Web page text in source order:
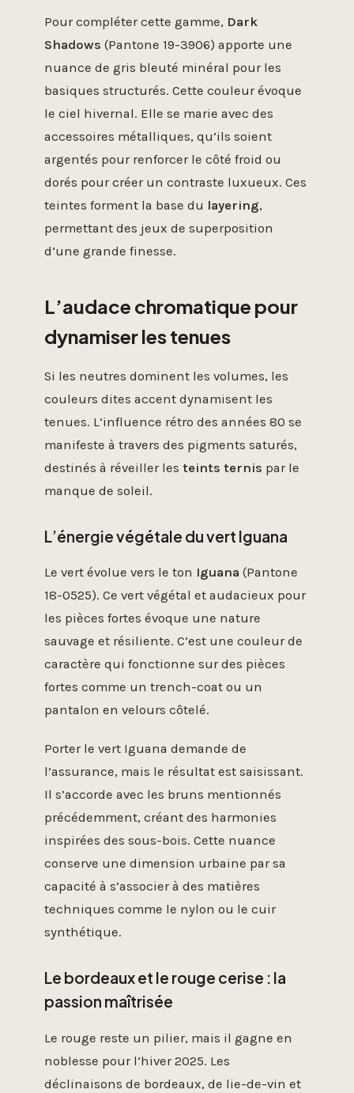
Pour compléter cette gamme, Dark
Shadows (Pantone 19-3906) apporte une
nuance de gris bleuté minéral pour les
basiques structurés. Cette couleur évoque
le ciel hivernal. Elle se marie avec des
accessoires métalliques, qu’ils soient
argentés pour renforcer le côté froid ou
dorés pour créer un contraste luxueux. Ces
teintes forment la base du layering,
permettant des jeux de superposition
d’une grande finesse.
L’audace chromatique pour
dynamiser les tenues
Si les neutres dominent les volumes, les
couleurs dites accent dynamisent les
tenues. L’influence rétro des années 80 se
manifeste à travers des pigments saturés,
destinés à réveiller les teints ternis par le
manque de soleil.
L’énergie végétale du vert Iguana
Le vert évolue vers le ton Iguana (Pantone
18-0525). Ce vert végétal et audacieux pour
les pièces fortes évoque une nature
sauvage et résiliente. C’est une couleur de
caractère qui fonctionne sur des pièces
fortes comme un trench-coat ou un
pantalon en velours côtelé.
Porter le vert Iguana demande de
l’assurance, mais le résultat est saisissant.
Il s’accorde avec les bruns mentionnés
précédemment, créant des harmonies
inspirées des sous-bois. Cette nuance
conserve une dimension urbaine par sa
capacité à s’associer à des matières
techniques comme le nylon ou le cuir
synthétique.
Le bordeaux et le rouge cerise : la
passion maîtrisée
Le rouge reste un pilier, mais il gagne en
noblesse pour l’hiver 2025. Les
déclinaisons de bordeaux, de lie-de-vin et